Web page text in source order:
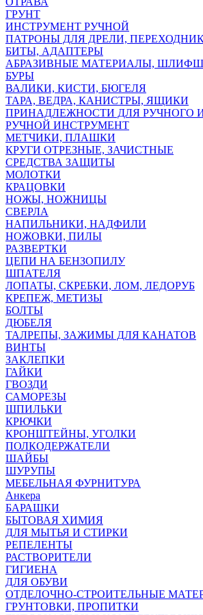
ГРУНТ
ИНСТРУМЕНТ РУЧНОЙ
ПАТРОНЫ ДЛЯ ДРЕЛИ,
БИТЫ, АДАПТЕРЫ
АБРАЗИВНЫЕ МАТЕРИАЛЫ,
БУРЫ
ВАЛИКИ, КИСТИ, БЮГЕЛЯ
ТАРА, ВЕДРА, КАНИСТРЫ, ЯЩИКИ
ПРИНАДЛЕЖНОСТИ ДЛЯ РУЧНОГО
РУЧНОЙ ИНСТРУМЕНТ
МЕТЧИКИ, ПЛАШКИ
КРУГИ ОТРЕЗНЫЕ, ЗАЧИСТНЫЕ
СРЕДСТВА ЗАЩИТЫ
МОЛОТКИ
КРАЦОВКИ
НОЖЫ, НОЖНИЦЫ
СВЕРЛА
НАПИЛЬНИКИ, НАДФИЛИ
НОЖОВКИ, ПИЛЫ
РАЗВЕРТКИ
ЦЕПИ НА БЕНЗОПИЛУ
ШПАТЕЛЯ
ЛОПАТЫ, СКРЕБКИ, ЛОМ, ЛЕДОРУБ
КРЕПЕЖ, МЕТИЗЫ
БОЛТЫ
ДЮБЕЛЯ
ТАЛРЕПЫ, ЗАЖИМЫ ДЛЯ КАНАТОВ
ВИНТЫ
ЗАКЛЕПКИ
ГАЙКИ
ГВОЗДИ
САМОРЕЗЫ
ШПИЛЬКИ
КРЮЧКИ
КРОНШТЕЙНЫ, УГОЛКИ
ПОЛКОДЕРЖАТЕЛИ
ШАЙБЫ
ШУРУПЫ
МЕБЕЛЬНАЯ ФУРНИТУРА
Анкера
БАРАШКИ
БЫТОВАЯ ХИМИЯ
ДЛЯ МЫТЬЯ И СТИРКИ
РЕПЕЛЕНТЫ
РАСТВОРИТЕЛИ
ГИГИЕНА
ДЛЯ ОБУВИ
ОТДЕЛОЧНО-СТРОИТЕЛЬНЫЕ
ГРУНТОВКИ, ПРОПИТКИ